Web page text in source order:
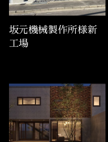
坂元機械製作所様新
工場